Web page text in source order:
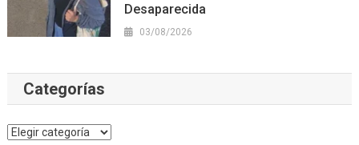
Desaparecida
03/08/2026
Categorías
Categorías